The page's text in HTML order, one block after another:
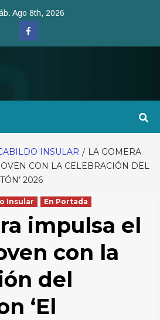
Ago 8th, 2026
Facebook
INSULAR
LA GOMERA
CON LA CELEBRACIÓN DEL
2026
Insular En Portada
impulsa el
con la
del
‘El